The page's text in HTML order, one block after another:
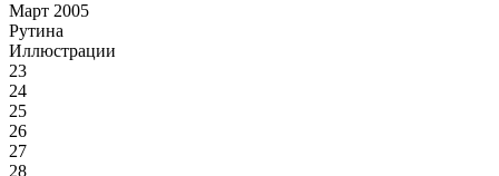
Март 2005
Рутина
Иллюстрации
23
24
25
26
27
28